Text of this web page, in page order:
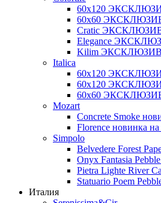
60х120
60х60
Cratic
Elegance
Kilim ЭКСКЛЮЗИВ
Italica
60х120
60х120
60х60
Mozart
Concrete Smoke
Florence новинка на
Simpolo
Belvedere Forest
Onyx Fantasia
Pietra Lighte River
Statuario Poem
Италия